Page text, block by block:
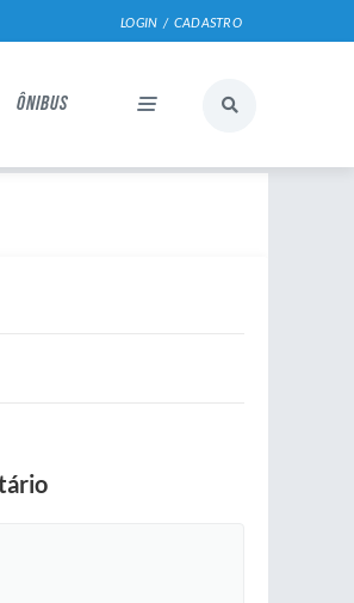
LOGIN / CADASTRO
ÔNIBUS